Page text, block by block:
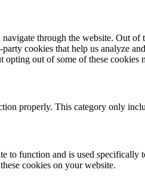
through the website. Out of
cookies that help us analyze
out of some of these
properly. This category only
function and is used specifically
cookies on your website.